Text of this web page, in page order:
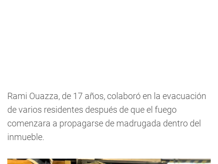
Rami Ouazza, de 17 años, colaboró en la evacuación
de varios residentes después de que el fuego
comenzara a propagarse de madrugada dentro del
inmueble.